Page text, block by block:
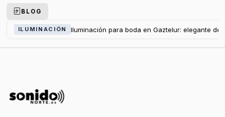
BLOG
ILUMINACIÓN Iluminación para boda en Gaztelur: elegante